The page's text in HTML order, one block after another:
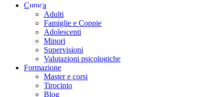
Clinica
Adulti
Famiglie e Coppie
Adolescenti
Minori
Supervisioni
Valutazioni psicologiche
Formazione
Master e corsi
Tirocinio
Blog